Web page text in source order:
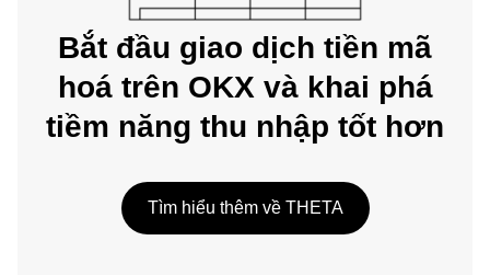
Bắt đầu giao dịch tiền mã
hoá trên OKX và khai phá
tiềm năng thu nhập tốt hơn
Tìm hiểu thêm về THETA